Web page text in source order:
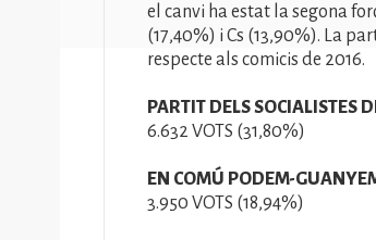
el canvi ha estat la segona
(17,40%) i Cs (13,90%). La
respecte als comicis de 2016.
PARTIT DELS SOCIALISTES
6.632 VOTS (31,80%)
EN COMÚ PODEM-
3.950 VOTS (18,94%)